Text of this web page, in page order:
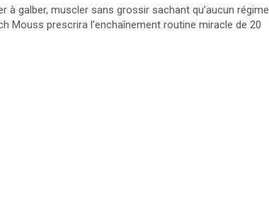
à galber, muscler sans grossir sachant qu’aucun régime
Mouss prescrira l’enchaînement routine miracle de 20